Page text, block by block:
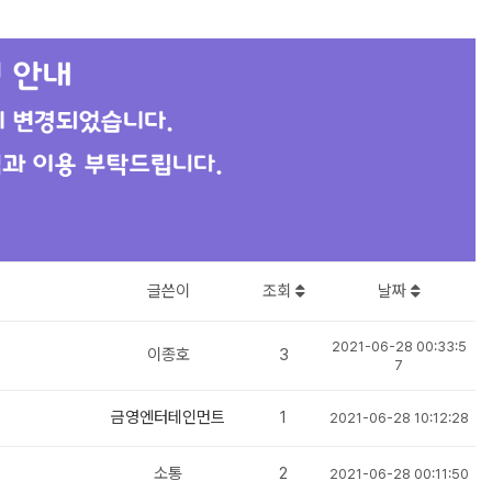
글쓴이 조회 날짜
이종호 3
2021-06-28 00:33:5
7
금영엔터테인먼트 1 2021-06-28 10:12:28
소통 2 2021-06-28 00:11:50